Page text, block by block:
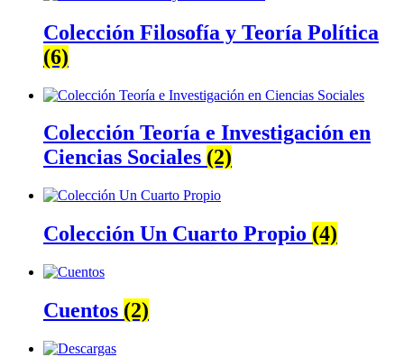
Colección Filosofía y Teoría Política
(6)
Colección Teoría e Investigación en
Ciencias Sociales (2)
Colección Un Cuarto Propio (4)
Cuentos (2)